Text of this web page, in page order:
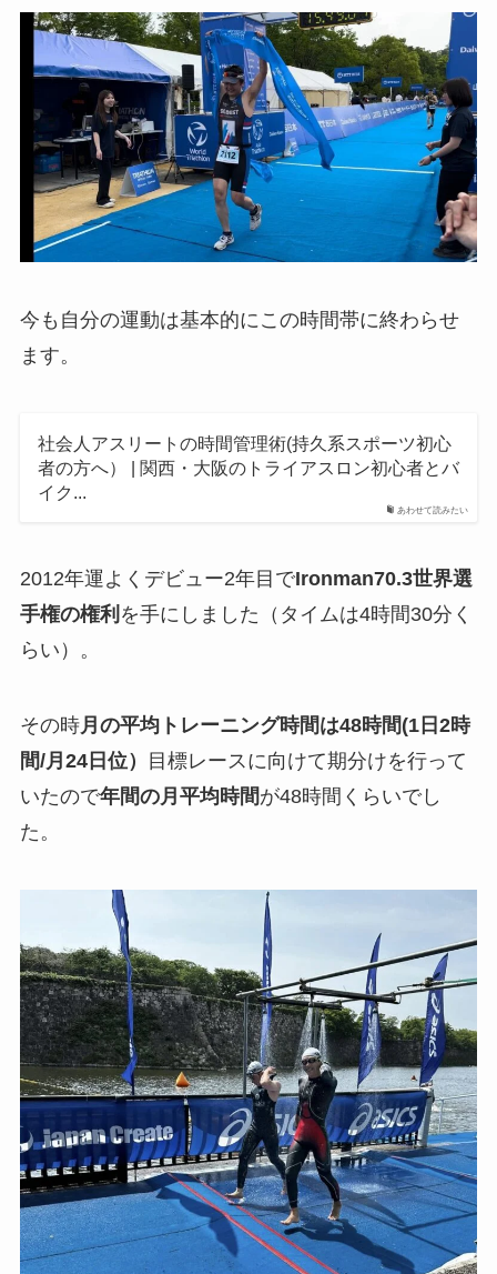
今も自分の運動は基本的にこの時間帯に終わらせ
ます。
あわせて読みたい
社会人アスリートの時間管理術(持久系スポーツ初心
者の方へ） | 関西・大阪のトライアスロン初心者とバ
イク...
2012年運よくデビュー2年目でIronman70.3世界選
手権の権利 を手にしました（タイムは4時間30分く
らい）。
その時月の平均トレーニング時間は48時間(1日2時
間/月24日位）
目標レースに向けて期分けを行って
いたので年間の月平均時間が48時間くらいでし
た。